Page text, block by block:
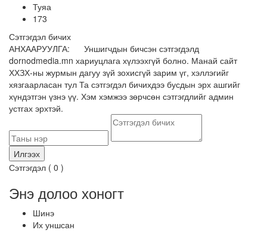
Туяа
173
Сэтгэгдэл бичих
АНХААРУУЛГА: Уншигчдын бичсэн сэтгэгдэлд
dornodmedia.mn хариуцлага хүлээхгүй болно. Манай сайт
ХХЗХ-ны журмын дагуу зүй зохисгүй зарим үг, хэллэгийг
хязгаарласан тул Та сэтгэгдэл бичихдээ бусдын эрх ашгийг
хүндэтгэн үзнэ үү. Хэм хэмжээ зөрчсөн сэтгэгдлийг админ
устгах эрхтэй.
Сэтгэгдэл ( 0 )
Энэ долоо хоногт
Шинэ
Их уншсан